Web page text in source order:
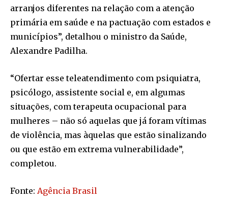
arranjos diferentes na relação com a atenção
primária em saúde e na pactuação com estados e
municípios”, detalhou o ministro da Saúde,
Alexandre Padilha.
“Ofertar esse teleatendimento com psiquiatra,
psicólogo, assistente social e, em algumas
situações, com terapeuta ocupacional para
mulheres – não só aquelas que já foram vítimas
de violência, mas àquelas que estão sinalizando
ou que estão em extrema vulnerabilidade”,
completou.
Fonte: Agência Brasil